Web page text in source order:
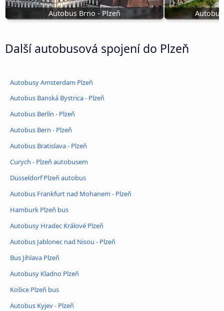
Autobus Brno - Plzeň
Další autobusová spojení do Plzeň
Autobusy Amsterdam Plzeň
Autobus Banská Bystrica - Plzeň
Autobus Berlín - Plzeň
Autobus Bern - Plzeň
Autobus Bratislava - Plzeň
Curych - Plzeň autobusem
Düsseldorf Plzeň autobus
Autobus Frankfurt nad Mohanem - Plzeň
Hamburk Plzeň bus
Autobusy Hradec Králové Plzeň
Autobus Jablonec nad Nisou - Plzeň
Bus Jihlava Plzeň
Autobusy Kladno Plzeň
Košice Plzeň bus
Autobus Kyjev - Plzeň